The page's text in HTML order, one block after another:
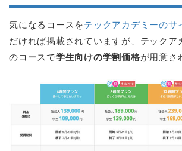
気になるコースをテックアカデミーのサ
だければ掲載されていますが、テックア
のコースで学生向けの学割価格が用意さ